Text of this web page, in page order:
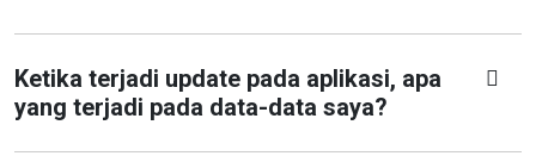
Ketika terjadi update pada aplikasi, apa
yang terjadi pada data-data saya?